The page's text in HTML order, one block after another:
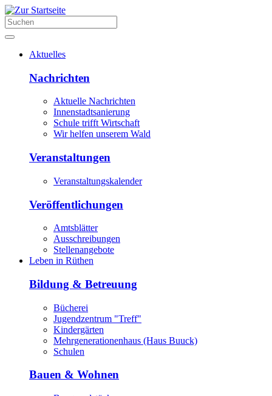
Aktuelles
Nachrichten
Aktuelle Nachrichten
Innenstadtsanierung
Schule trifft Wirtschaft
Wir helfen unserem Wald
Veranstaltungen
Veranstaltungskalender
Veröffentlichungen
Amtsblätter
Ausschreibungen
Stellenangebote
Leben in Rüthen
Bildung & Betreuung
Bücherei
Jugendzentrum "Treff"
Kindergärten
Mehrgenerationenhaus (Haus Buuck)
Schulen
Bauen & Wohnen